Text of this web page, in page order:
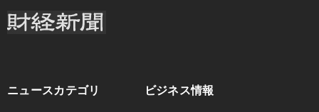
ニュースカテゴリ ビジネス情報